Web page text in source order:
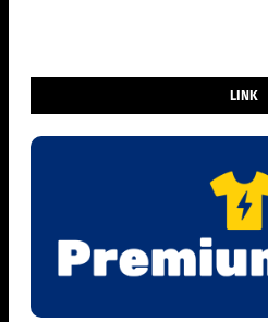
LINK